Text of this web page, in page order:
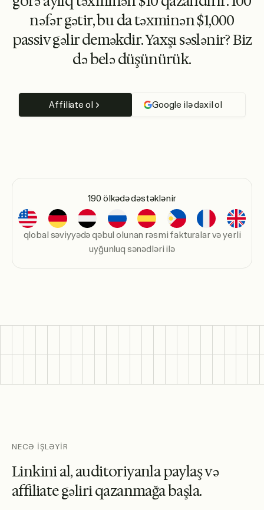
nəfər gətir, bu da təxminən $1,000
passiv gəlir deməkdir. Yaxşı səslənir? Biz
də belə düşünürük.
Affiliate ol Google ilə daxil ol
190 ölkədə dəstəklənir
qlobal səviyyədə qəbul olunan rəsmi fakturalar və yerli
uyğunluq sənədləri ilə
NECƏ İŞLƏYİR
Linkinial,auditoriyanlapaylaşvə
affiliategəliriqazanmağabaşla.